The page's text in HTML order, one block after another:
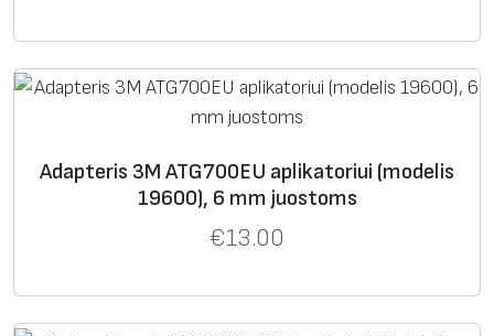
Adapteris 3M ATG700EU aplikatoriui (modelis
19600), 6 mm juostoms
€13.00